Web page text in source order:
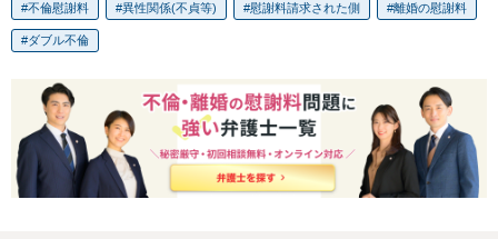
不倫慰謝料 異性関係(不貞等) 慰謝料請求された側 離婚の慰謝料
ダブル不倫